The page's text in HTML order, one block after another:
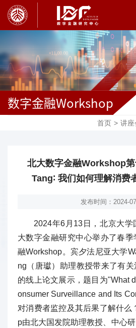
数字金融Workshop
首页 > 讲座
北大数字金融Workshop
Tang∶ 我们如何理解消费
发布时间：2024-
2024年6月13日，北京大
大数字金融研究中心举办了春
融Workshop。宾夕法尼亚大学
ng（唐瓛）助理教授带来了有
的线上论文展示，题目为"What
onsumer Surveillance and Its
对消费者监控及其后果了解什么
p由北大国发院助理教授、中心